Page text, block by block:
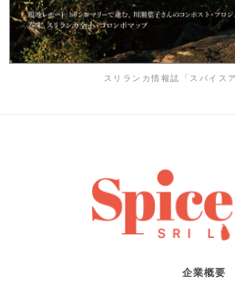
スリランカ情報誌「スパイス
企業概要